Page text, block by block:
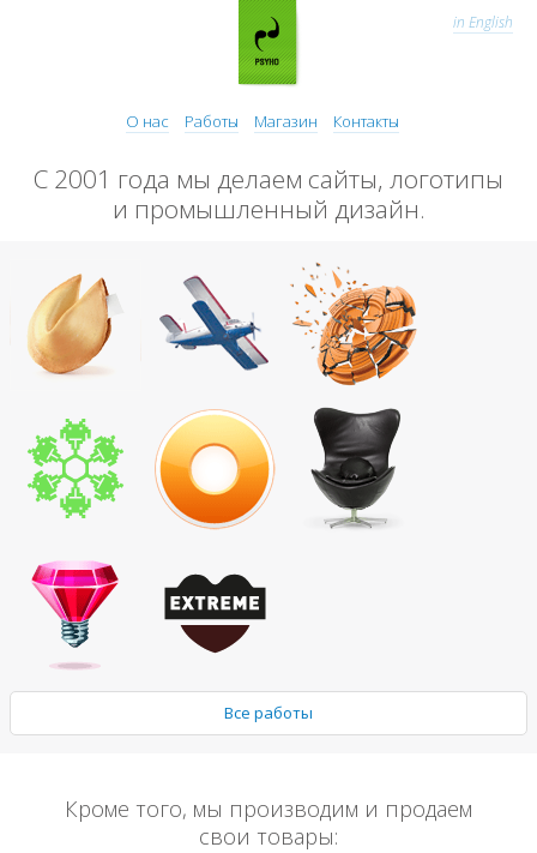
О нас Работы Магазин Контакты
in English
С 2001 года мы делаем сайты, логотипы
и промышленный дизайн.
Все работы
Кроме того, мы производим и продаем
свои товары: